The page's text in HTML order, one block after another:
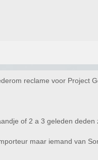
reclame voor Project
of 2 a 3 geleden deden
maar iemand van